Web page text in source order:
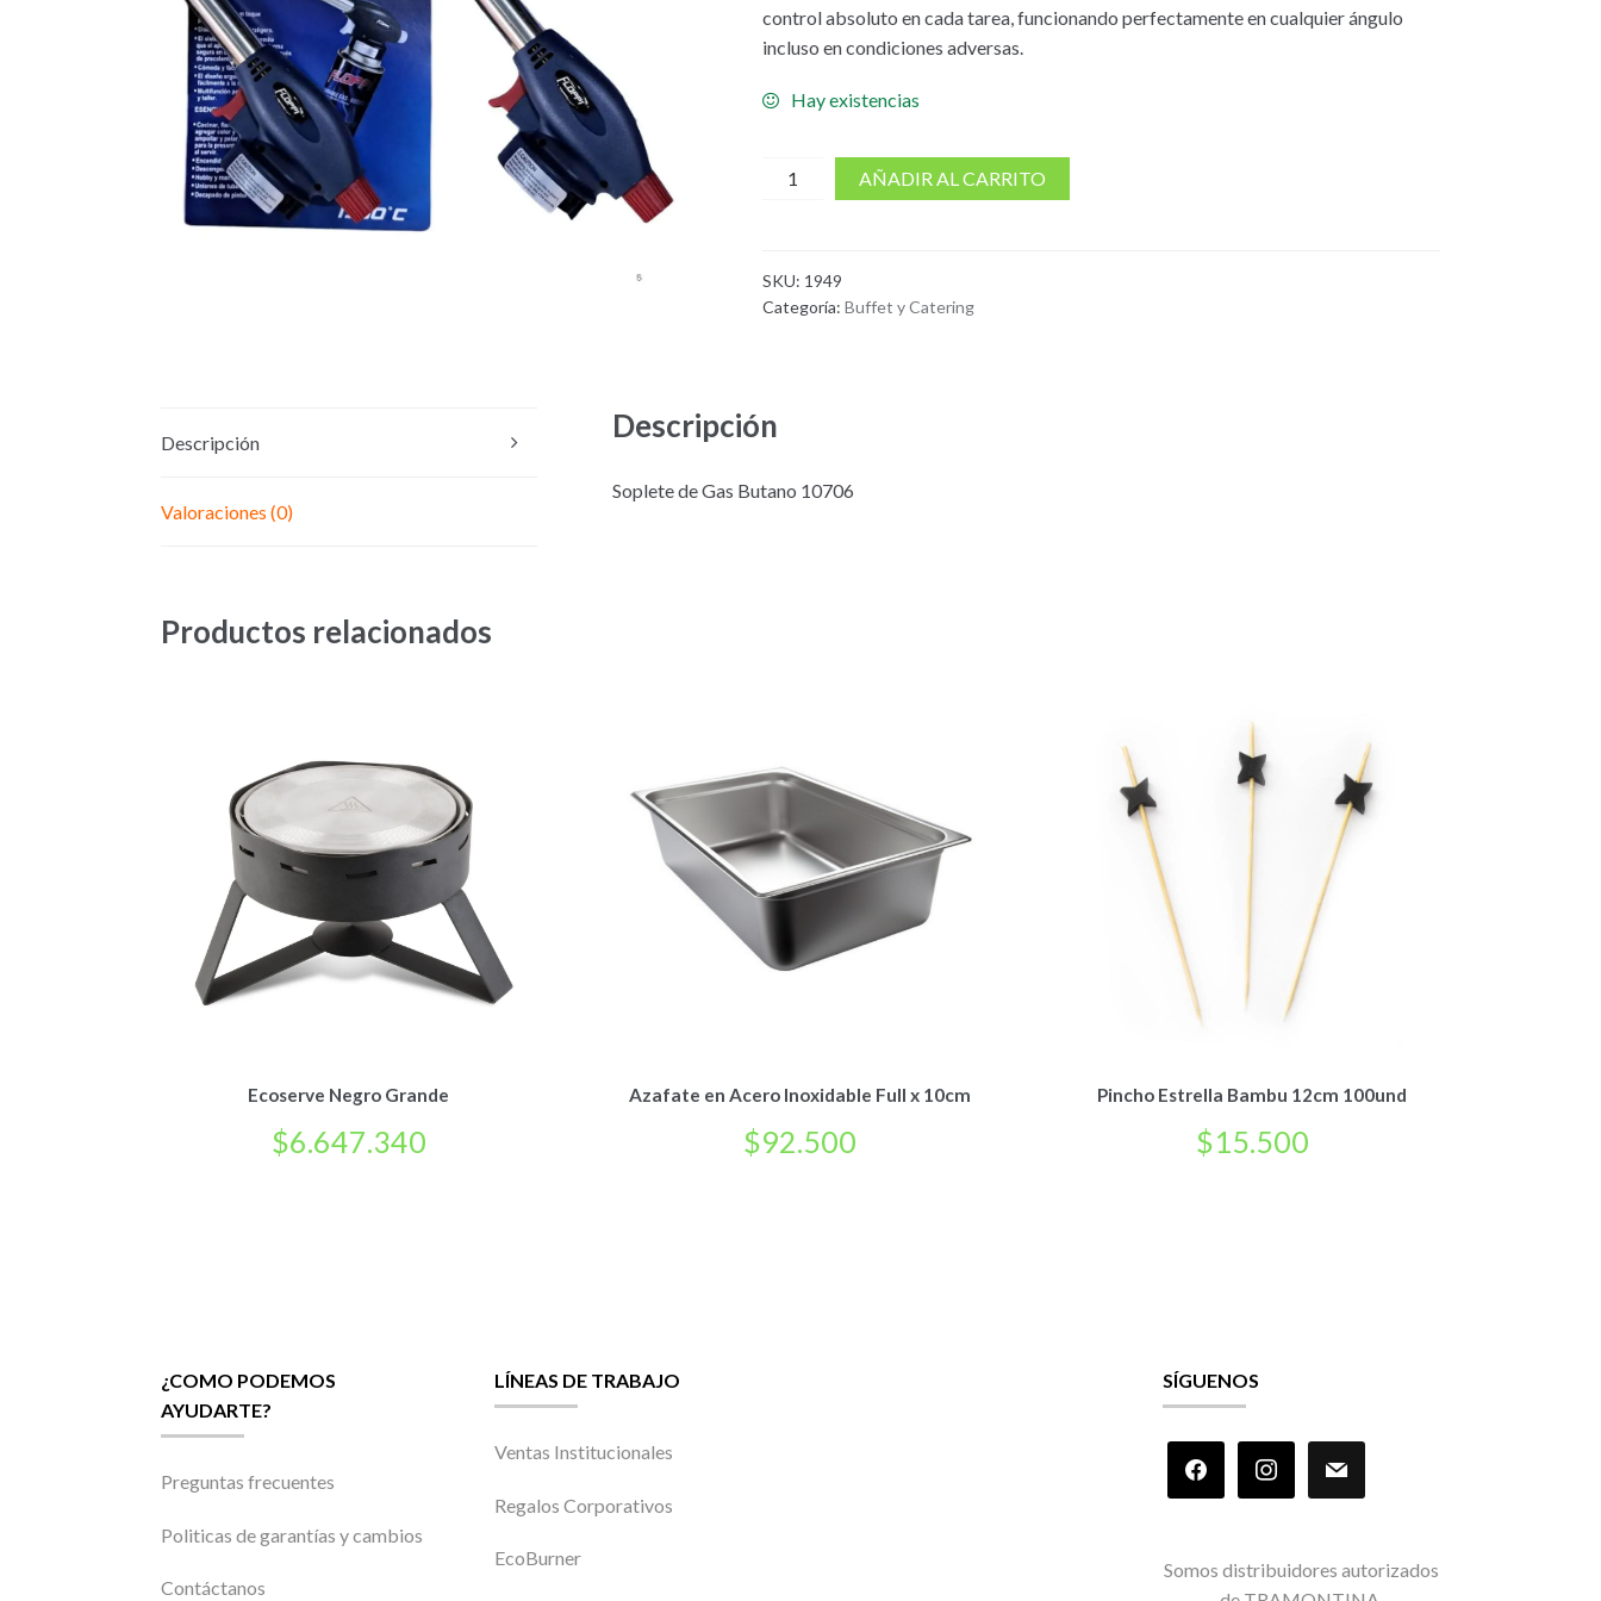
control absoluto en cada tarea, funcionando perfectamente en cualquier ángulo
incluso en condiciones adversas.
Hay existencias
cantidad
Gas
Butano
AÑADIR AL CARRITO
SKU: 1949
Categoría:Buffet y Catering
Descripción
Valoraciones (0)
Descripción
Soplete de Gas Butano 10706
Productos relacionados
Ecoserve Negro Grande
$6.647.340
Azafate en Acero Inoxidable Full x 10cm
$92.500
Pincho Estrella Bambu 12cm 100und
$15.500
¿COMO PODEMOS
AYUDARTE?
Preguntas frecuentes
Politicas de garantías y cambios
Contáctanos
LÍNEAS DE TRABAJO
Ventas Institucionales
Regalos Corporativos
EcoBurner
SÍGUENOS
facebook instagram
Somos distribuidores autorizados